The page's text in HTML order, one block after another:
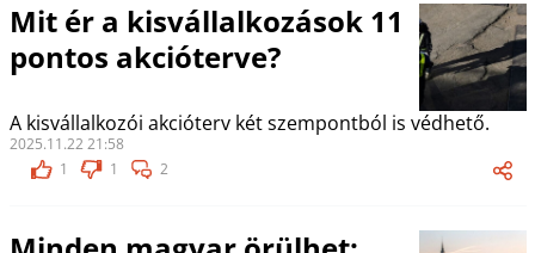
Mit ér a kisvállalkozások 11
pontos akcióterve?
A kisvállalkozói akcióterv két szempontból is védhető.
2025.11.22 21:58
1
1 2